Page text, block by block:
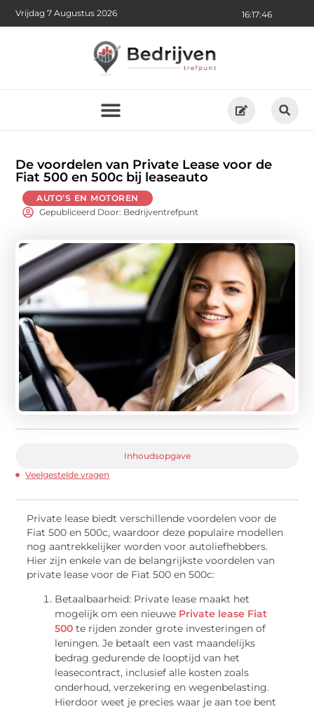
16:17:48
Vrijdag 7 Augustus 2026
De voordelen van Private Lease voor de
Fiat 500 en 500c bij leaseauto
AUTO’S EN MOTOREN
Gepubliceerd Door: Bedrijventrefpunt
Inhoudsopgave
Veelgestelde vragen
Private lease biedt verschillende voordelen voor de
Fiat 500 en 500c, waardoor deze populaire modellen
nog aantrekkelijker worden voor autoliefhebbers.
Hier zijn enkele van de belangrijkste voordelen van
private lease voor de Fiat 500 en 500c:
Betaalbaarheid: Private lease maakt het
mogelijk om een nieuwe Private lease Fiat
500 te rijden zonder grote investeringen of
leningen. Je betaalt een vast maandelijks
bedrag gedurende de looptijd van het
leasecontract, inclusief alle kosten zoals
onderhoud, verzekering en wegenbelasting.
Hierdoor weet je precies waar je aan toe bent